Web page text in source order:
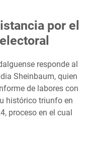
por el
responde al
Sheinbaum, quien
de labores con
histórico triunfo en
proceso en el cual